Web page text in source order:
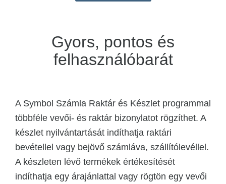
Gyors, pontos és
felhasználóbarát
A Symbol Számla Raktár és Készlet programmal
többféle vevői- és raktár bizonylatot rögzíthet. A
készlet nyilvántartását indíthatja raktári
bevétellel vagy bejövő számláva, szállítólevéllel.
A készleten lévő termékek értékesítését
indíthatja egy árajánlattal vagy rögtön egy vevői